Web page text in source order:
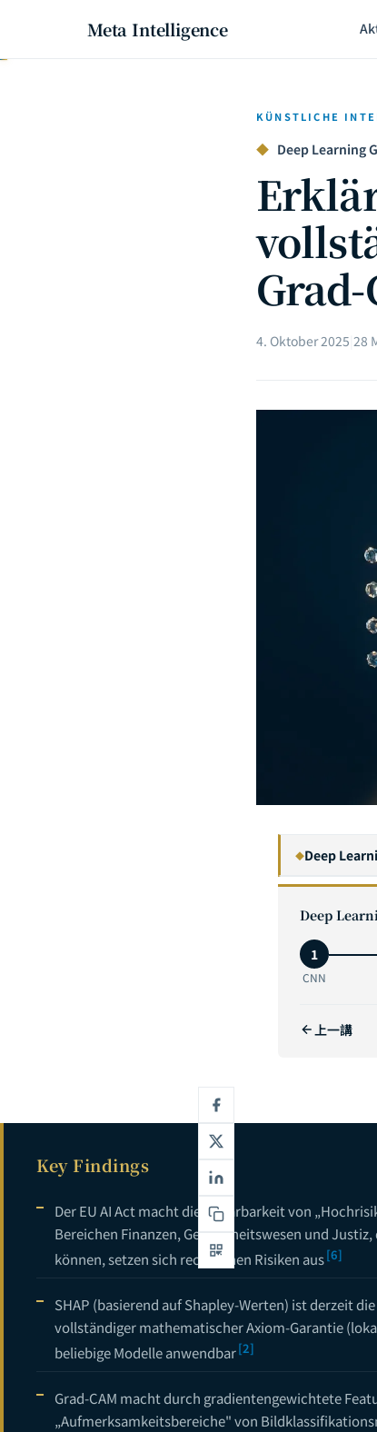
Meta Intelligence
KÜNSTLICHE
◆ Deep Learning
4. Oktober 2025 28
◆Deep
3
5
Deep
1
CNN
上一講
Key Findings
Der EU AI Act macht die Erklärbarkeit von
Bereichen Finanzen, Gesundheitswesen und
können, setzen sich rechtlichen Risiken aus[6]
SHAP (basierend auf Shapley-Werten) ist derzeit
vollständiger mathematischer Axiom-Garantie
beliebige Modelle anwendbar[2]
Grad-CAM macht durch gradientengewichtete
„Aufmerksamkeitsbereiche" von